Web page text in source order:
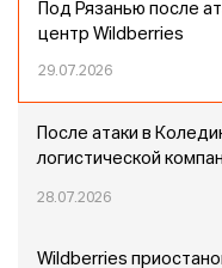
Под Рязанью после
центр Wildberries
29.07.2026
После атаки в
логистической
28.07.2026
Wildberries